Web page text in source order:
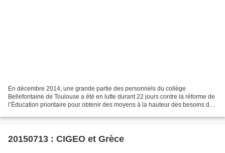
En décembre 2014, une grande partie des personnels du collège
Bellefontaine de Toulouse a été en lutte durant 22 jours contre la réforme de
l’Éducation prioritaire pour obtenir des moyens à la hauteur des besoins de
20150713 : CIGEO et Grèce